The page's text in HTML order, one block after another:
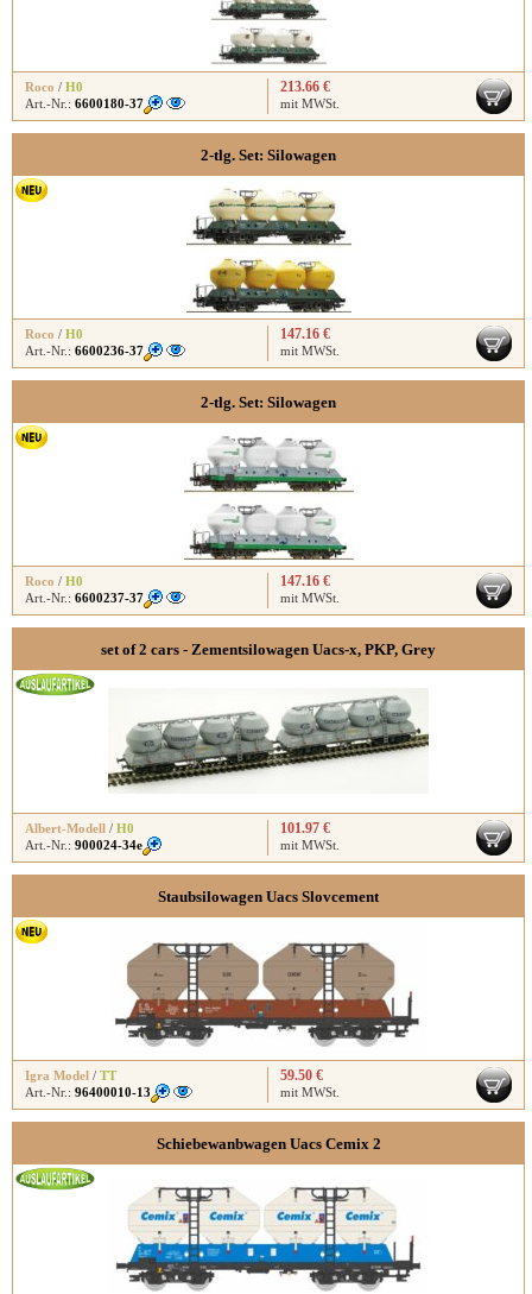
Roco / H0
Art.-Nr.: 6600180-37
213.66 €
mit MWSt.
2-tlg. Set: Silowagen
Roco / H0
Art.-Nr.: 6600236-37
147.16 €
mit MWSt.
2-tlg. Set: Silowagen
Roco / H0
Art.-Nr.: 6600237-37
147.16 €
mit MWSt.
set of 2 cars - Zementsilowagen Uacs-x, PKP, Grey
Albert-Modell / H0
Art.-Nr.: 900024-34e
101.97 €
mit MWSt.
Staubsilowagen Uacs Slovcement
Igra Model / TT
Art.-Nr.: 96400010-13
59.50 €
mit MWSt.
Schiebewanbwagen Uacs Cemix 2